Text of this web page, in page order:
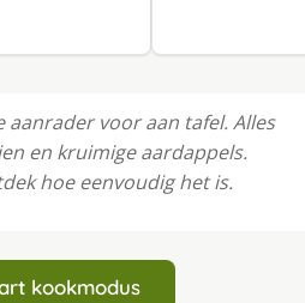
aanrader voor aan tafel. Alles
en kruimige aardappels.
hoe eenvoudig het is.
kookmodus